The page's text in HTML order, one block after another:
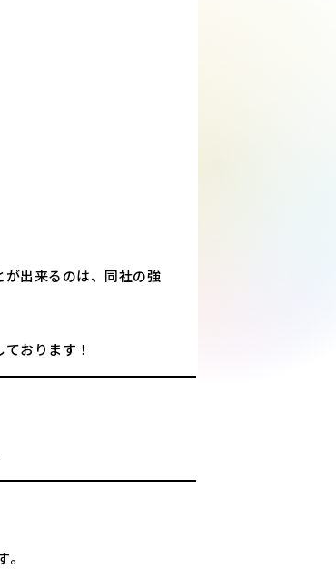
出来るのは、同社の強
おります！